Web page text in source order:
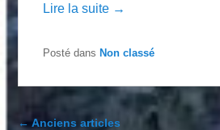
Lire la suite →
Posté dans Non classé
Navigation dans les articles
←Anciens articles